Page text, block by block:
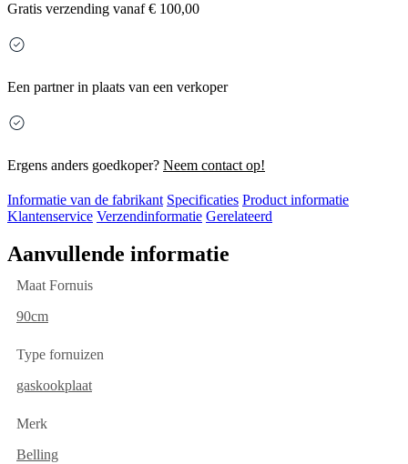
Gratis verzending vanaf € 100,00
Een partner in plaats van een verkoper
Ergens anders goedkoper? Neem contact op!
Informatie van de fabrikant Specificaties Product informatie
Klantenservice Verzendinformatie Gerelateerd
Aanvullende informatie
Maat Fornuis
90cm
Type fornuizen
gaskookplaat
Merk
Belling